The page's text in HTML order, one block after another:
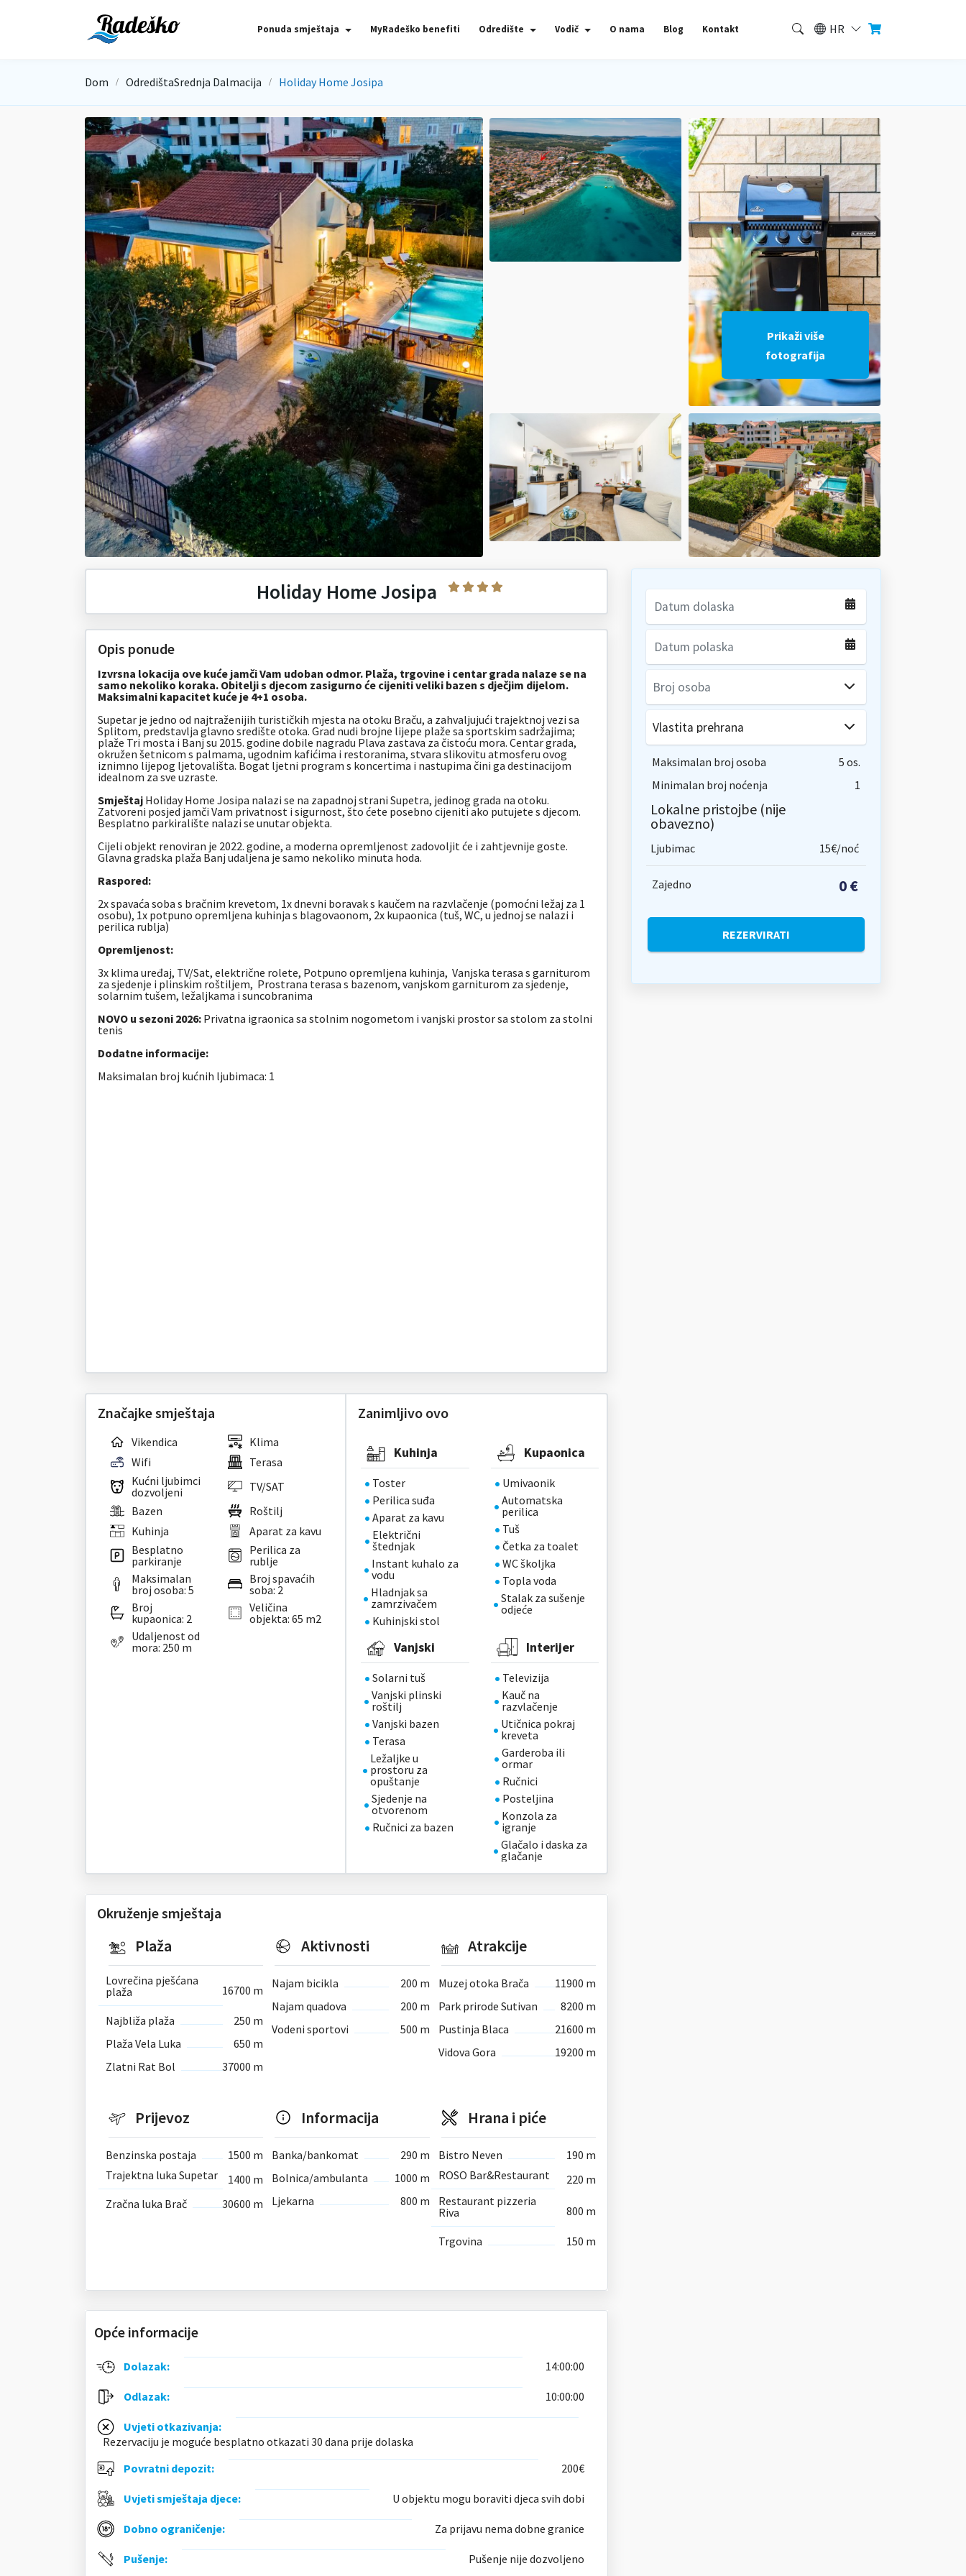
Ponuda smještaja MyRadeško benefiti Odredište Vodič O nama Blog Kontakt HR
Dom OdredištaSrednja Dalmacija Holiday Home Josipa
Prikaži više
fotografija
Holiday Home Josipa
Opis ponude
Izvrsna lokacija ove kuće jamči Vam udoban odmor. Plaža, trgovine i centar grada nalaze se na
samo nekoliko koraka. Obitelji s djecom zasigurno će cijeniti veliki bazen s dječjim dijelom.
Maksimalni kapacitet kuće je 4+1 osoba.
Supetar je jedno od najtraženijih turističkih mjesta na otoku Braču, a zahvaljujući trajektnoj vezi sa
Splitom, predstavlja glavno središte otoka. Grad nudi brojne lijepe plaže sa sportskim sadržajima;
plaže Tri mosta i Banj su 2015. godine dobile nagradu Plava zastava za čistoću mora. Centar grada,
okružen šetnicom s palmama, ugodnim kafićima i restoranima, stvara slikovitu atmosferu ovog
iznimno lijepog ljetovališta. Bogat ljetni program s koncertima i nastupima čini ga destinacijom
idealnom za sve uzraste.
Smještaj Holiday Home Josipa nalazi se na zapadnoj strani Supetra, jedinog grada na otoku.
Zatvoreni posjed jamči Vam privatnost i sigurnost, što ćete posebno cijeniti ako putujete s djecom.
Besplatno parkiralište nalazi se unutar objekta.
Cijeli objekt renoviran je 2022. godine, a moderna opremljenost zadovoljit će i zahtjevnije goste.
Glavna gradska plaža Banj udaljena je samo nekoliko minuta hoda.
Raspored:
2x spavaća soba s bračnim krevetom, 1x dnevni boravak s kaučem na razvlačenje (pomoćni ležaj za 1
osobu), 1x potpuno opremljena kuhinja s blagovaonom, 2x kupaonica (tuš, WC, u jednoj se nalazi i
perilica rublja)
Opremljenost:
3x klima uređaj, TV/Sat, električne rolete, Potpuno opremljena kuhinja, Vanjska terasa s garniturom
za sjedenje i plinskim roštiljem, Prostrana terasa s bazenom, vanjskom garniturom za sjedenje,
solarnim tušem, ležaljkama i suncobranima
NOVO u sezoni 2026: Privatna igraonica sa stolnim nogometom i vanjski prostor sa stolom za stolni
tenis
Dodatne informacije:
Maksimalan broj kućnih ljubimaca: 1
Značajke smještaja
Vikendica
Klima
Wifi
Terasa
Kućni ljubimci
dozvoljeni
TV/SAT
Bazen
Roštilj
Kuhinja
Aparat za kavu
Besplatno
parkiranje
Perilica za
rublje
Maksimalan
broj osoba: 5
Broj spavaćih
soba: 2
Broj
kupaonica: 2
Veličina
objekta: 65 m2
Udaljenost od
mora: 250 m
Zanimljivo ovo
Kuhinja
Toster
Perilica suđa
Aparat za kavu
Električni
štednjak
Instant kuhalo za
vodu
Hladnjak sa
zamrzivačem
Kuhinjski stol
Kupaonica
Umivaonik
Automatska
perilica
Tuš
Četka za toalet
WC školjka
Topla voda
Stalak za sušenje
odjeće
Vanjski
Solarni tuš
Vanjski plinski
roštilj
Vanjski bazen
Terasa
Ležaljke u
prostoru za
opuštanje
Sjedenje na
otvorenom
Ručnici za bazen
Interijer
Televizija
Kauč ​​na
razvlačenje
Utičnica pokraj
kreveta
Garderoba ili
ormar
Ručnici
Posteljina
Konzola za
igranje
Glačalo i daska za
glačanje
Okruženje smještaja
Plaža
Lovrečina pješćana
plaža
16700 m
Najbliža plaža
250 m
Plaža Vela Luka
650 m
Zlatni Rat Bol
37000 m
Aktivnosti
Najam bicikla
200 m
Najam quadova
200 m
Vodeni sportovi
500 m
Atrakcije
Muzej otoka Brača
11900 m
Park prirode Sutivan
8200 m
Pustinja Blaca
21600 m
Vidova Gora
19200 m
Prijevoz
Benzinska postaja
1500 m
Trajektna luka Supetar
1400 m
Zračna luka Brač
30600 m
Informacija
Banka/bankomat
290 m
Bolnica/ambulanta
1000 m
Ljekarna
800 m
Hrana i piće
Bistro Neven
190 m
ROSO Bar&Restaurant
220 m
Restaurant pizzeria
Riva
800 m
Trgovina 150 m
Opće informacije
Dolazak: 14:00:00
Odlazak: 10:00:00
Uvjeti otkazivanja:
Rezervaciju je moguće besplatno otkazati 30 dana prije dolaska
Povratni depozit:
200€
Uvjeti smještaja djece: U objektu mogu boraviti djeca svih dobi
Dobno ograničenje: Za prijavu nema dobne granice
Pušenje: Pušenje nije dozvoljeno
Maksimalan broj osoba
5 os.
Minimalan broj noćenja
1
Lokalne pristojbe (nije
obavezno)
Ljubimac 15€/noć
Zajedno 0 €
REZERVIRATI